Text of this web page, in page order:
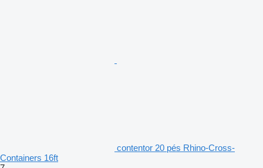
contentor 20 pés Rhino-Cross-
Containers 16ft